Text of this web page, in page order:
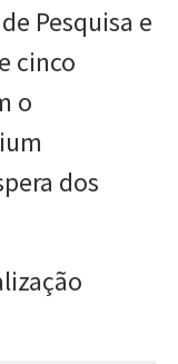
Pesquisa e
cinco
o
dos